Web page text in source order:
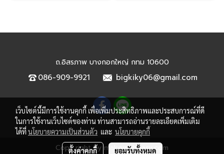
ถ.อิสรภาพ บางกอกใหญ่ กทม 10600
086-909-9921 bigkiky06@gmail.com
Copy right by makewebeasy.com
เว็บไซต์นี้มีการใช้งานคุกกี้ เพื่อเพิ่มประสิทธิภาพและประสบการณ์ที่ดี
ในการใช้งานเว็บไซต์ของท่าน ท่านสามารถอ่านรายละเอียดเพิ่มเติม
ได้ที่นโยบายความเป็นส่วนตัว และ นโยบายคุกกี้
ตั้งค่าคุกกี้ ยอมรับทั้งหมด